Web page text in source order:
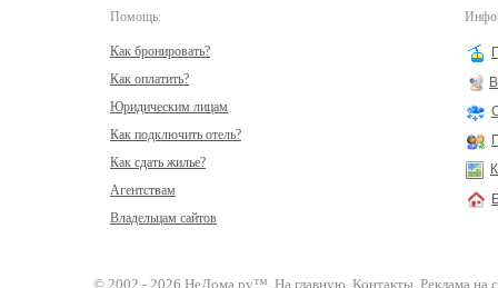
Помощь:
Как бронировать?
Как оплатить?
Юридическим лицам
Как подключить отель?
Как сдать жилье?
Агентствам
Владельцам сайтов